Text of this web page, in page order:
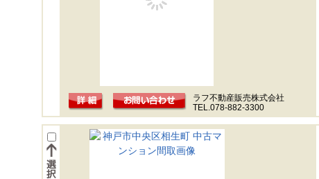
ラフ不動産販売株式会社
TEL.078-882-3300